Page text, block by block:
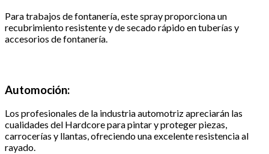
Para trabajos de fontanería, este spray proporciona un
recubrimiento resistente y de secado rápido en tuberías y
accesorios de fontanería.
Automoción:
Los profesionales de la industria automotriz apreciarán las
cualidades del Hardcore para pintar y proteger piezas,
carrocerías y llantas, ofreciendo una excelente resistencia al
rayado.